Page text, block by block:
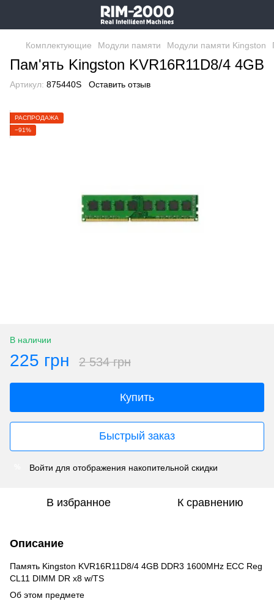
Комплектующие Модули памяти Модули памяти Kingston
Пам'ять Kingston KVR16R11D8/4 4GB
Артикул: 875440S Оставить отзыв
РАСПРОДАЖА
−91%
В наличии
225 грн 2 534 грн
Купить
Быстрый заказ
Войти для отображения накопительной скидки
В избранное К сравнению
Описание
Память Kingston KVR16R11D8/4 4GB DDR3 1600MHz ECC Reg
CL11 DIMM DR x8 w/TS
Об этом предмете